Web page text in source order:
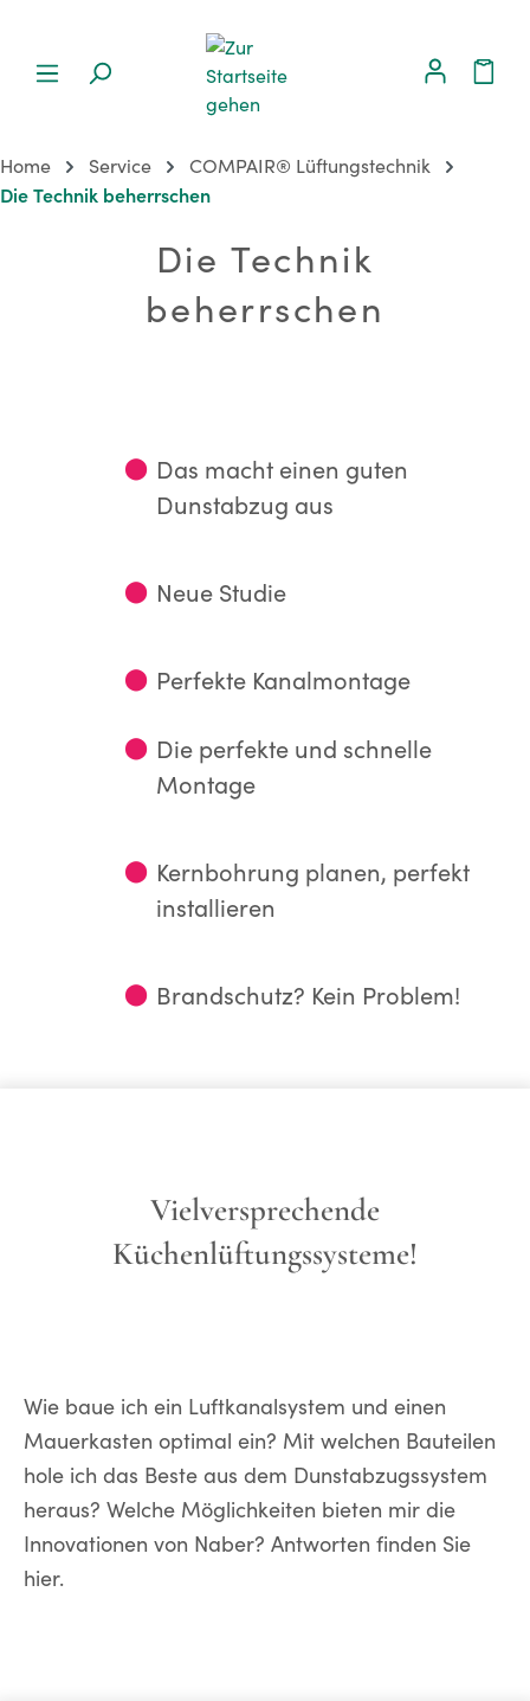
Home Service COMPAIR® Lüftungstechnik
Die Technik beherrschen
Die Technik
beherrschen
⬤ Das macht einen guten
Dunstabzug aus
⬤ Neue Studie
⬤ Perfekte Kanalmontage
⬤ Die perfekte und schnelle
Montage
⬤ Kernbohrung planen, perfekt
installieren
⬤ Brandschutz? Kein Problem!
Vielversprechende
Küchenlüftungssysteme!
Wie baue ich ein Luftkanalsystem und einen
Mauerkasten optimal ein? Mit welchen Bauteilen
hole ich das Beste aus dem Dunstabzugssystem
heraus? Welche Möglichkeiten bieten mir die
Innovationen von Naber? Antworten finden Sie
hier.